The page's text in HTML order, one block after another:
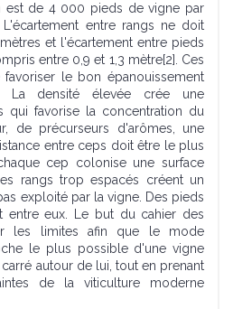
est de 4 000 pieds de vigne par
L'écartement entre rangs ne doit
et l'écartement entre pieds
entre 0,9 et 1,3 mètre[2]. Ces
le bon épanouissement
densité élevée crée une
qui favorise la concentration du
de précurseurs d'arômes, une
entre ceps doit être le plus
cep colonise une surface
rangs trop espacés créent un
exploité par la vigne. Des pieds
entre eux. Le but du cahier des
les limites afin que le mode
le plus possible d'une vigne
autour de lui, tout en prenant
de la viticulture moderne